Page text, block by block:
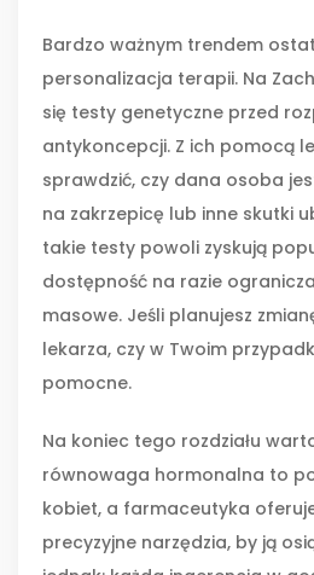
Bardzo ważnym trendem
personalizacja terapii. Na
się testy genetyczne przed
antykoncepcji. Z ich pomocą
sprawdzić, czy dana osoba
na zakrzepicę lub inne skutki
takie testy powoli zyskują
dostępność na razie
masowe. Jeśli planujesz
lekarza, czy w Twoim
pomocne.
Na koniec tego rozdziału
równowaga hormonalna to
kobiet, a farmaceutyka
precyzyjne narzędzia, by ją